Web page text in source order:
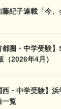
紀子連載「今、
圏・中学受験】
（2026年4月）
・中学受験】
一覧